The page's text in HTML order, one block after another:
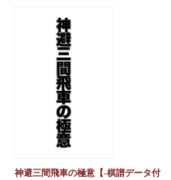
神避三間飛車の極意【-棋譜データ付